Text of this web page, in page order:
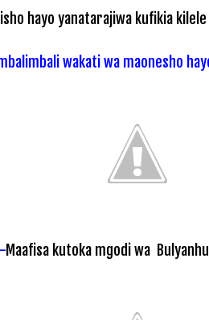
hayo yanatarajiwa kufikia
wakati wa maonesho
Maafisa kutoka mgodi wa